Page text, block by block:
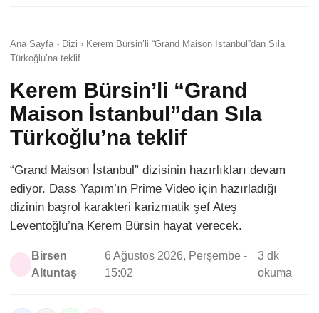
Ana Sayfa › Dizi › Kerem Bürsin’li “Grand Maison İstanbul”dan Sıla
Türkoğlu’na teklif
Kerem Bürsin’li “Grand
Maison İstanbul”dan Sıla
Türkoğlu’na teklif
“Grand Maison İstanbul” dizisinin hazırlıkları devam
ediyor. Dass Yapım’ın Prime Video için hazırladığı
dizinin başrol karakteri karizmatik şef Ateş
Leventoğlu’na Kerem Bürsin hayat verecek.
Birsen
Altuntaş
6 Ağustos 2026, Perşembe -
15:02
3 dk
okuma